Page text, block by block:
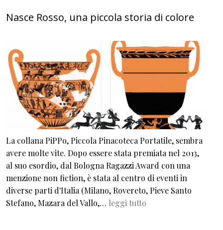
Nasce Rosso, una piccola storia di colore
La collana PiPPo, Piccola Pinacoteca Portatile, sembra
avere molte vite. Dopo essere stata premiata nel 2013,
al suo esordio, dal Bologna Ragazzi Award con una
menzione non fiction, è stata al centro di eventi in
diverse parti d'Italia (Milano, Rovereto, Pieve Santo
Stefano, Mazara del Vallo,… leggi tutto